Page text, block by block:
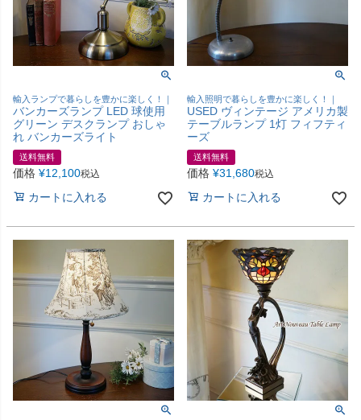
輸入ランプで暮らしを豊かに楽しく！｜
バンカーズランプ LED 球使用
グリーン デスクランプ おしゃ
れ バンカーズライト
送料無料
価格 ¥12,100税込
カートに入れる
輸入照明で暮らしを豊かに楽しく！｜
USED ヴィンテージ アメリカ製
テーブルランプ 1灯 フィフティ
ーズ
送料無料
価格 ¥31,680税込
カートに入れる